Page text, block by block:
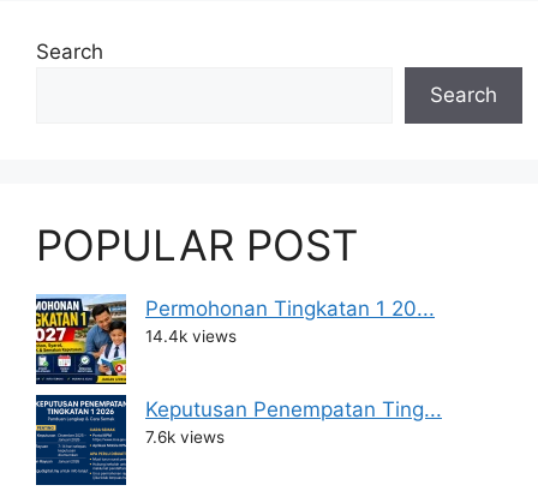
Search
Search
POPULAR POST
Permohonan Tingkatan 1 20...
14.4k views
Keputusan Penempatan Ting...
7.6k views